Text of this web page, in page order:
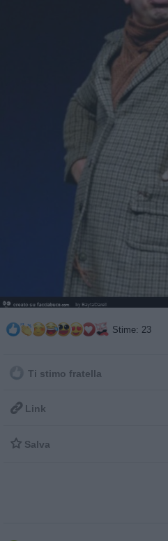
Stime: 23
Ti stimo fratella
 Link
 Salva